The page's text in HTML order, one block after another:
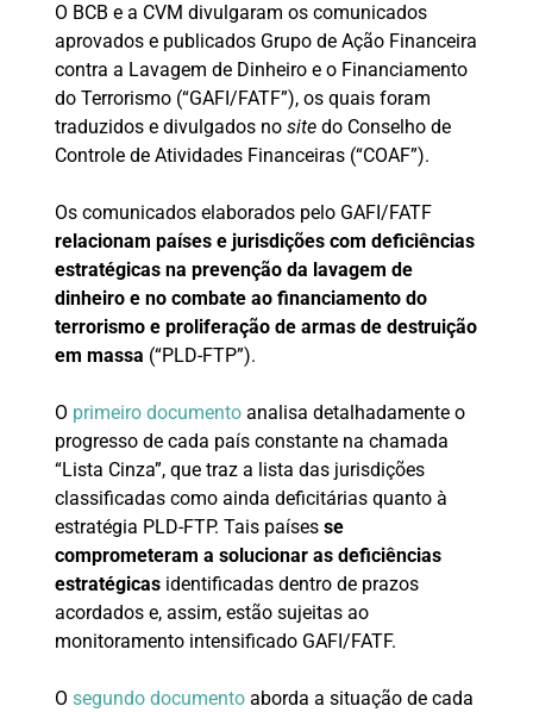
O BCB e a CVM divulgaram os comunicados
aprovados e publicados Grupo de Ação Financeira
contra a Lavagem de Dinheiro e o Financiamento
do Terrorismo (“GAFI/FATF”), os quais foram
traduzidos e divulgados no sitedo Conselho de
Controle de Atividades Financeiras (“COAF”).
Os comunicados elaborados pelo GAFI/FATF
relacionam países e jurisdições com deficiências
estratégicas na prevenção da lavagem de
dinheiro e no combate ao financiamento do
terrorismo e proliferação de armas de destruição
em massa (“PLD-FTP”).
O primeiro documentoanalisa detalhadamente o
progresso de cada país constante na chamada
“Lista Cinza”, que traz a lista das jurisdições
classificadas como ainda deficitárias quanto à
estratégia PLD-FTP. Tais países se
comprometeram a solucionar as deficiências
estratégicasidentificadas dentro de prazos
acordados e, assim, estão sujeitas ao
monitoramento intensificado GAFI/FATF.
O segundo documentoaborda a situação de cada